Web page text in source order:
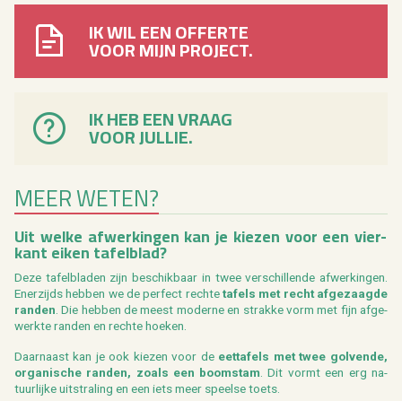
IK WIL EEN OFFERTE
VOOR MIJN PROJECT.
IK HEB EEN VRAAG
VOOR JULLIE.
MEER WETEN?
Uit welke af­wer­kin­gen kan je kie­zen voor een vier­
kant eiken ta­fel­blad?
Deze ta­fel­bla­den zijn be­schik­baar in twee ver­schil­len­de af­wer­kin­gen.
Ener­zijds heb­ben we de per­fect rech­teta­fels met recht af­ge­zaag­de
ran­den . Die heb­ben de meest mo­der­ne en strak­ke vorm met fijn af­ge­
werk­te ran­den en rech­te hoe­ken.
Daar­naast kan je ook kie­zen voor de eet­ta­fels met twee gol­ven­de,
or­ga­ni­sche ran­den, zoals een boom­stam . Dit vormt een erg na­
tuur­lij­ke uit­stra­ling en een iets meer speel­se toets.